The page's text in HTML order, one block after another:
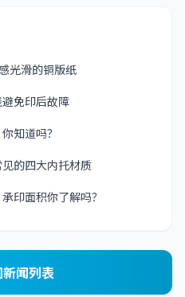
光滑的铜版纸
免印后故障
知道吗？
的四大内托材质
印面积你了解吗？
闻列表